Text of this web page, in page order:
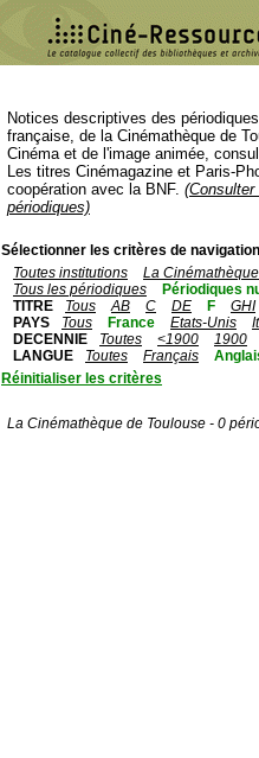
Notices descriptives des
française, de la Cinémathèque de
Cinéma et de l'image animée,
Les titres Cinémagazine et Paris-
coopération avec la BNF.
périodiques)
Sélectionner les critères de
Toutes institutions
La
Tous les périodiques
Périodiques
TITRE
Tous AB C DE F
GHI
PAYS
Tous France Etats-Unis
DECENNIE
Toutes <1900
1900
LANGUE
Toutes Français
Réinitialiser les critères
La Cinémathèque de Toulouse - 0